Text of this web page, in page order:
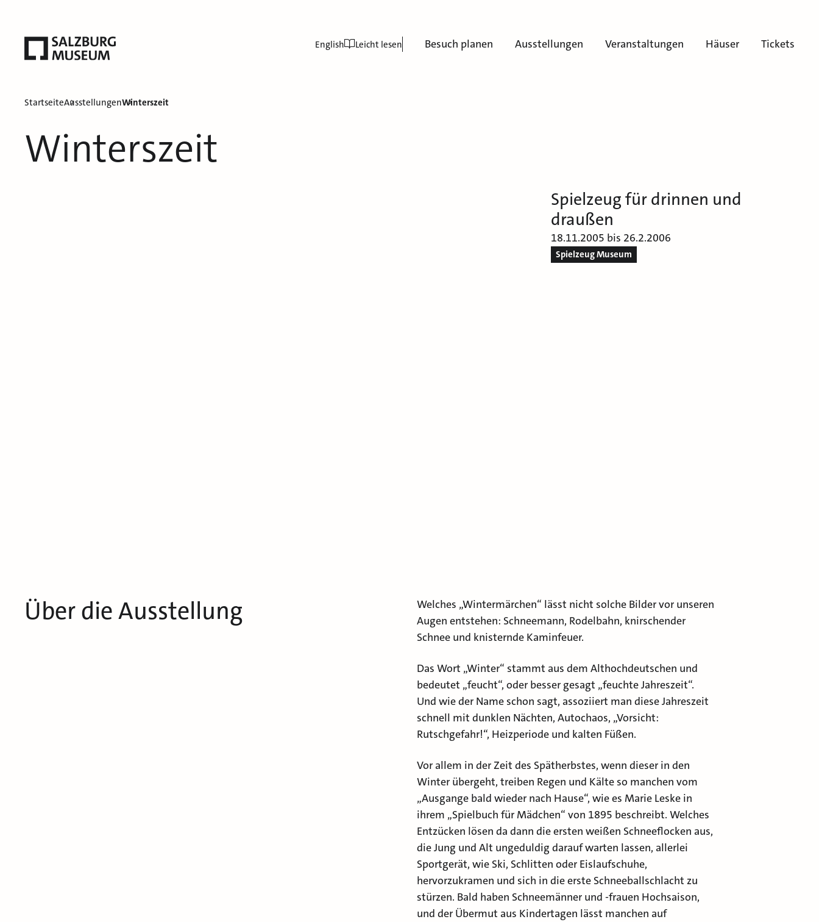
Besuch planen Ausstellungen Veranstaltungen Häuser Tickets
English Leicht lesen
StartseiteAusstellungenWinterszeit
Winterszeit
Spielzeug für drinnen und
draußen
18.11.2005 bis 26.2.2006
Spielzeug Museum
Über die Ausstellung
Welches „Wintermärchen“ lässt nicht solche Bilder vor unseren
Augen entstehen: Schneemann, Rodelbahn, knirschender
Schnee und knisternde Kaminfeuer.
Das Wort „Winter“ stammt aus dem Althochdeutschen und
bedeutet „feucht“, oder besser gesagt „feuchte Jahreszeit“.
Und wie der Name schon sagt, assoziiert man diese Jahreszeit
schnell mit dunklen Nächten, Autochaos, „Vorsicht:
Rutschgefahr!“, Heizperiode und kalten Füßen.
Vor allem in der Zeit des Spätherbstes, wenn dieser in den
Winter übergeht, treiben Regen und Kälte so manchen vom
„Ausgange bald wieder nach Hause“, wie es Marie Leske in
ihrem „Spielbuch für Mädchen“ von 1895 beschreibt. Welches
Entzücken lösen da dann die ersten weißen Schneeflocken aus,
die Jung und Alt ungeduldig darauf warten lassen, allerlei
Sportgerät, wie Ski, Schlitten oder Eislaufschuhe,
hervorzukramen und sich in die erste Schneeballschlacht zu
stürzen. Bald haben Schneemänner und -frauen Hochsaison,
und der Übermut aus Kindertagen lässt manchen auf